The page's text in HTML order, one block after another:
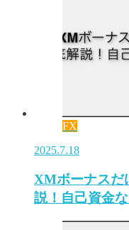
FX
2025.7.18
XMボーナスだ
説！自己資金